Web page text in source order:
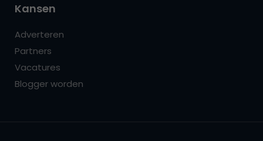
Kansen
Adverteren
Partners
Vacatures
Blogger worden